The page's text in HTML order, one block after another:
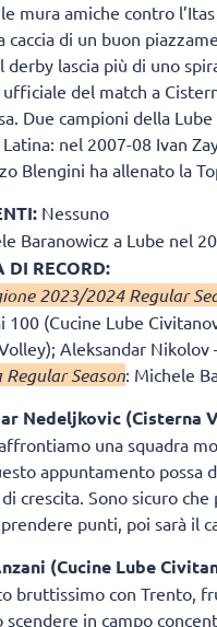
mura amiche contro
caccia di un buon
derby lascia più di uno
ufficiale del match a
Due campioni della
nel 2007-08 Ivan
Blengini ha allenato la
Nessuno
Baranowicz a Lube nel
DI RECORD:
2023/2024 Regular
100 (Cucine Lube
Aleksandar Nikolov
Season: Michele
Nedeljkovic (Cisterna
una squadra
appuntamento possa
crescita. Sono sicuro
punti, poi sarà il
(Cucine Lube
bruttissimo con Trento,
scendere in campo